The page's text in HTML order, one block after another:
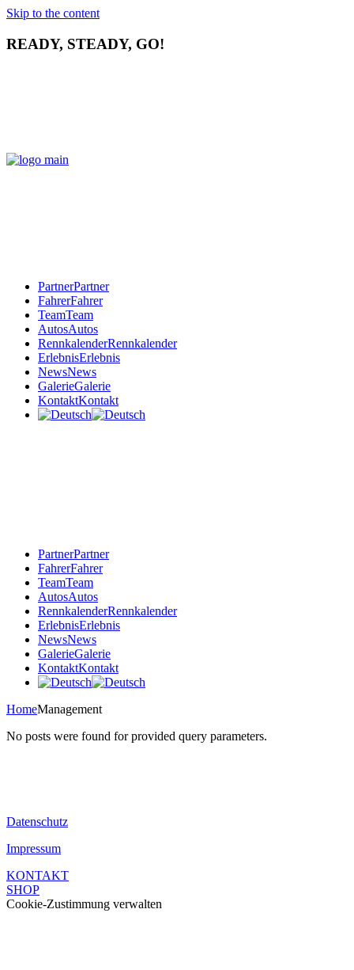
Skip to the content
READY, STEADY, GO!
PartnerPartner
FahrerFahrer
TeamTeam
AutosAutos
RennkalenderRennkalender
ErlebnisErlebnis
NewsNews
GalerieGalerie
KontaktKontakt
PartnerPartner
FahrerFahrer
TeamTeam
AutosAutos
RennkalenderRennkalender
ErlebnisErlebnis
NewsNews
GalerieGalerie
KontaktKontakt
HomeManagement
No posts were found for provided query parameters.
Datenschutz
Impressum
KONTAKT
SHOP
Cookie-Zustimmung verwalten